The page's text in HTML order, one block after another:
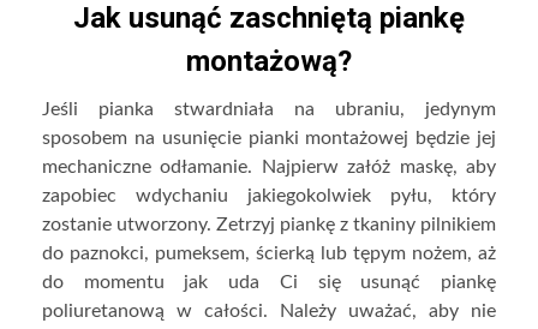
Jak usunąć zaschniętą piankę
montażową?
Jeśli pianka stwardniała na ubraniu, jedynym
sposobem na usunięcie pianki montażowej będzie jej
mechaniczne odłamanie. Najpierw załóż maskę, aby
zapobiec wdychaniu jakiegokolwiek pyłu, który
zostanie utworzony. Zetrzyj piankę z tkaniny pilnikiem
do paznokci, pumeksem, ścierką lub tępym nożem, aż
do momentu jak uda Ci się usunąć piankę
poliuretanową w całości. Należy uważać, aby nie